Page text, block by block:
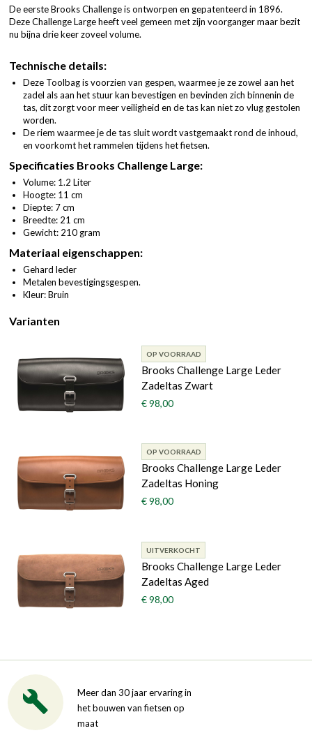
De eerste Brooks Challenge is ontworpen en gepatenteerd in 1896.
Deze Challenge Large heeft veel gemeen met zijn voorganger maar bezit
nu bijna drie keer zoveel volume.
Technische details:
Deze Toolbag is voorzien van gespen, waarmee je ze zowel aan het
zadel als aan het stuur kan bevestigen en bevinden zich binnenin de
tas, dit zorgt voor meer veiligheid en de tas kan niet zo vlug gestolen
worden.
De riem waarmee je de tas sluit wordt vastgemaakt rond de inhoud,
en voorkomt het rammelen tijdens het fietsen.
Specificaties Brooks Challenge Large:
Volume: 1.2 Liter
Hoogte: 11 cm
Diepte: 7 cm
Breedte: 21 cm
Gewicht: 210 gram
Materiaal eigenschappen:
Gehard leder
Metalen bevestigingsgespen.
Kleur: Bruin
Varianten
OP VOORRAAD
Brooks Challenge Large Leder
Zadeltas Zwart
€ 98,00
OP VOORRAAD
Brooks Challenge Large Leder
Zadeltas Honing
€ 98,00
UITVERKOCHT
Brooks Challenge Large Leder
Zadeltas Aged
€ 98,00
Meer dan 30 jaar ervaring in
het bouwen van fietsen op
maat